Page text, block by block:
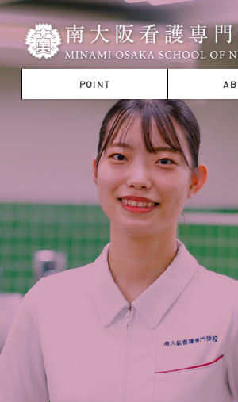
POINT